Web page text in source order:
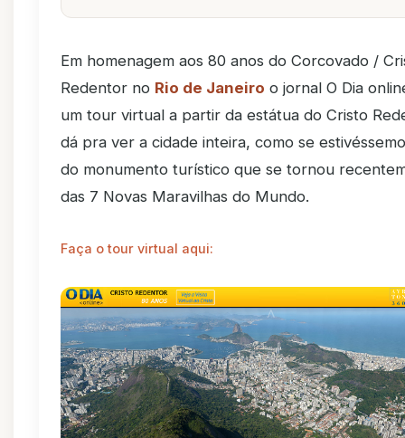
Em homenagem aos 80 anos do Corcovado /
Redentor no Rio de Janeiro o jornal O Dia
um tour virtual a partir da estátua do Cristo
dá pra ver a cidade inteira, como se
do monumento turístico que se tornou
das 7 Novas Maravilhas do Mundo.
Faça o tour virtual aqui: